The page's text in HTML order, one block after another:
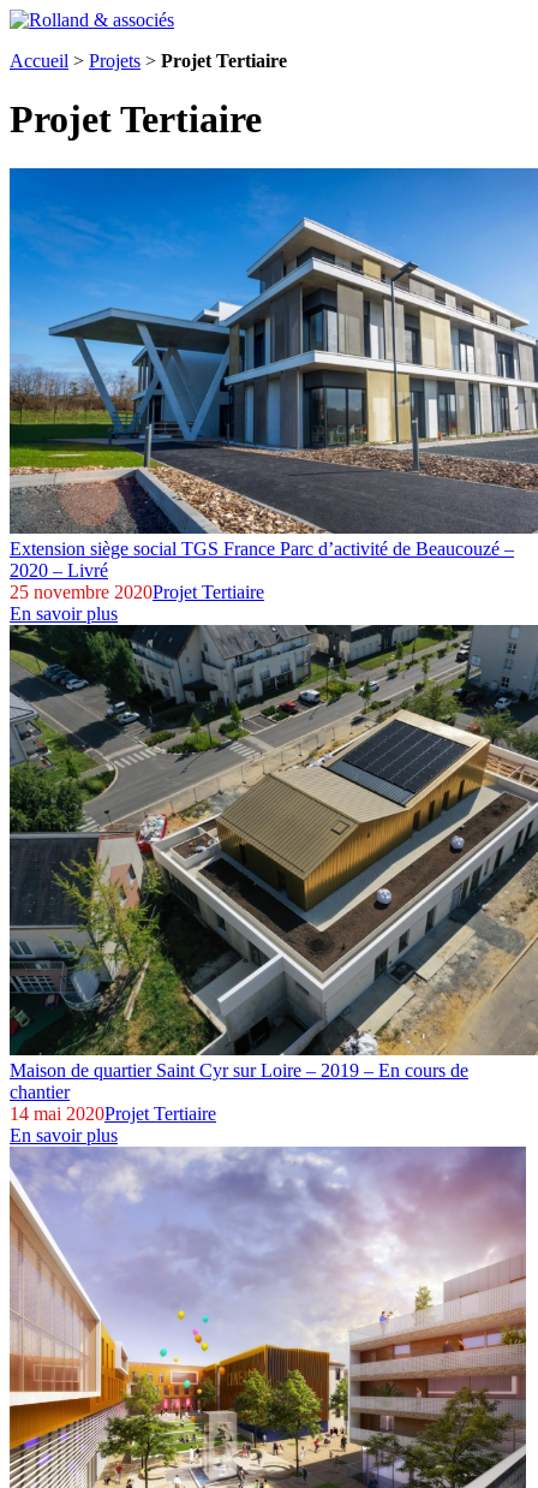
Accueil > Projets > Projet Tertiaire
Projet Tertiaire
Extension siège social TGS France Parc d’activité de Beaucouzé –
2020 – Livré
25 novembre 2020Projet Tertiaire
En savoir plus
Maison de quartier Saint Cyr sur Loire – 2019 – En cours de
chantier
14 mai 2020Projet Tertiaire
En savoir plus